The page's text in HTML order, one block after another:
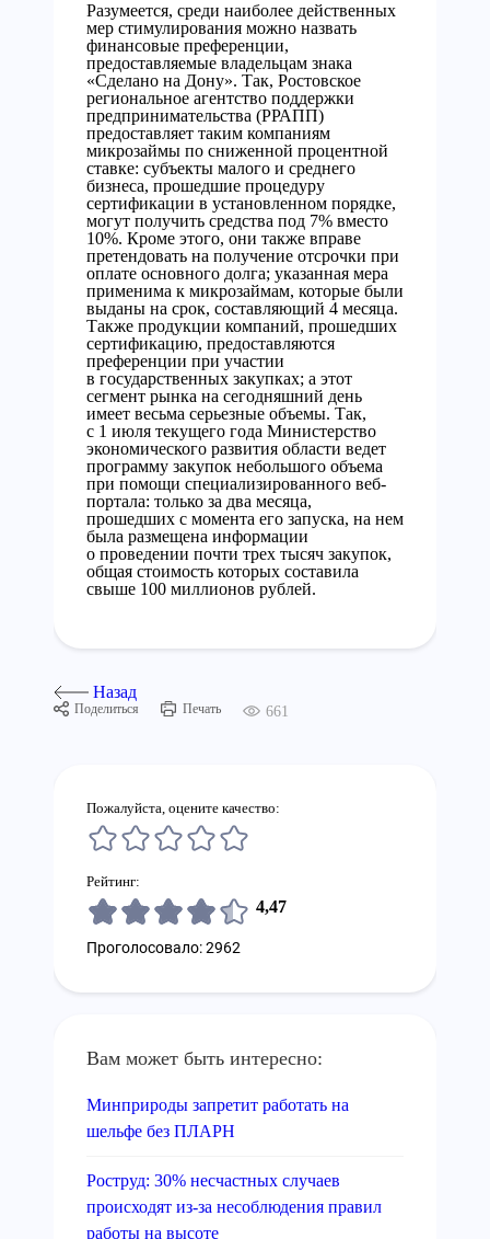
Разумеется, среди наиболее действенных
мер стимулирования можно назвать
финансовые преференции,
предоставляемые владельцам знака
«Сделано на Дону». Так, Ростовское
региональное агентство поддержки
предпринимательства (РРАПП)
предоставляет таким компаниям
микрозаймы по сниженной процентной
ставке: субъекты малого и среднего
бизнеса, прошедшие процедуру
сертификации в установленном порядке,
могут получить средства под 7% вместо
10%. Кроме этого, они также вправе
претендовать на получение отсрочки при
оплате основного долга; указанная мера
применима к микрозаймам, которые были
выданы на срок, составляющий 4 месяца.
Также продукции компаний, прошедших
сертификацию, предоставляются
преференции при участии
в государственных закупках; а этот
сегмент рынка на сегодняшний день
имеет весьма серьезные объемы. Так,
с 1 июля текущего года Министерство
экономического развития области ведет
программу закупок небольшого объема
при помощи специализированного веб-
портала: только за два месяца,
прошедших с момента его запуска, на нем
была размещена информации
о проведении почти трех тысяч закупок,
общая стоимость которых составила
свыше 100 миллионов рублей.
Назад
Поделиться Печать 661
Пожалуйста, оцените качество:
Рейтинг:
4,47
Проголосовало: 2962
Вам может быть интересно:
Минприроды запретит работать на
шельфе без ПЛАРН
Роструд: 30% несчастных случаев
происходят из-за несоблюдения правил
работы на высоте